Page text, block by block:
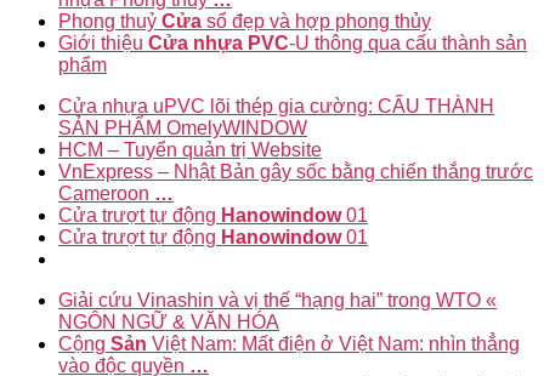
Phong thuỷ Cửa sổ đẹp và hợp phong thủy
Giới thiệu Cửa nhựa PVC-U thông qua cấu thành sản
phẩm
Cửa nhựa uPVC lõi thép gia cường: CẤU THÀNH
SẢN PHẨM OmelyWINDOW
HCM – Tuyển quản trị Website
VnExpress – Nhật Bản gây sốc bằng chiến thắng trước
Cameroon …
Cửa trượt tự động Hanowindow01
Cửa trượt tự động Hanowindow01
Giải cứu Vinashin và vị thế “hạng hai” trong WTO «
NGÔN NGỮ & VĂN HÓA
Cộng Sản Việt Nam: Mất điện ở Việt Nam: nhìn thẳng
vào độc quyền …